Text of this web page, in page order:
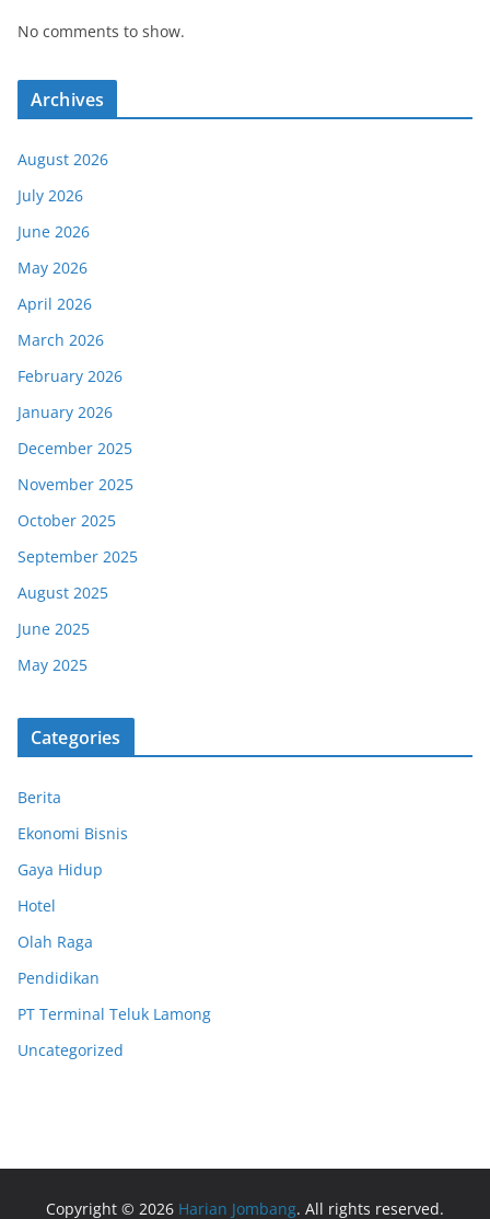
No comments to show.
Archives
August 2026
July 2026
June 2026
May 2026
April 2026
March 2026
February 2026
January 2026
December 2025
November 2025
October 2025
September 2025
August 2025
June 2025
May 2025
Categories
Berita
Ekonomi Bisnis
Gaya Hidup
Hotel
Olah Raga
Pendidikan
PT Terminal Teluk Lamong
Uncategorized
Copyright © 2026 Harian Jombang. All rights reserved.